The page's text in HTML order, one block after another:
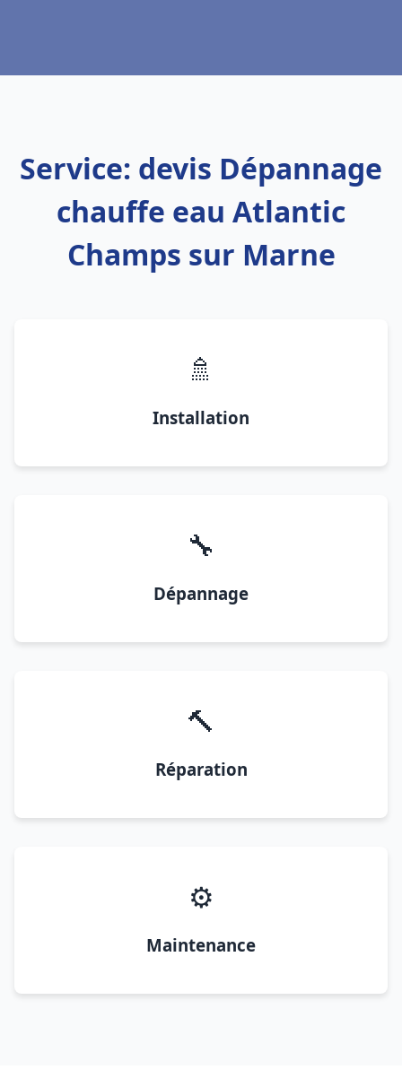
Service: devis Dépannage
chauffe eau Atlantic
Champs sur Marne
🚿
Installation
🔧
Dépannage
🔨
Réparation
⚙️
Maintenance